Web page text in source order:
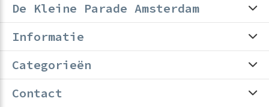
De Kleine Parade Amsterdam
Informatie
Categorieën
Contact